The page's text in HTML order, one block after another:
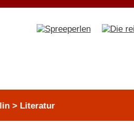
> Literatur